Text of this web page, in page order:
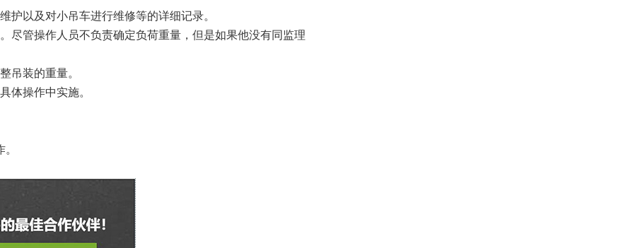
以及对小吊车进行维修等的详细记录。
管操作人员不负责确定负荷重量，但是如果他没有同监理
吊装的重量。
体操作中实施。